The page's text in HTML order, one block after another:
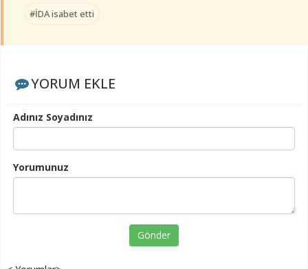
#İDA isabet etti
YORUM EKLE
Adınız Soyadınız
Yorumunuz
Gönder